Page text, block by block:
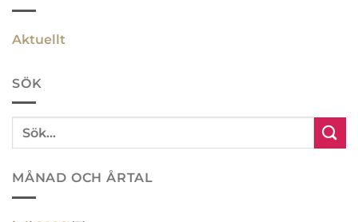
Aktuellt
SÖK
MÅNAD OCH ÅRTAL